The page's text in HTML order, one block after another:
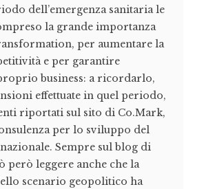
dell’emergenza sanitaria le
la grande importanza
per aumentare la
e per garantire
business: a ricordarlo,
effettuate in quel periodo,
riportati sul sito di Co.Mark,
per lo sviluppo del
Sempre sul blog di
però leggere anche che la
scenario geopolitico ha